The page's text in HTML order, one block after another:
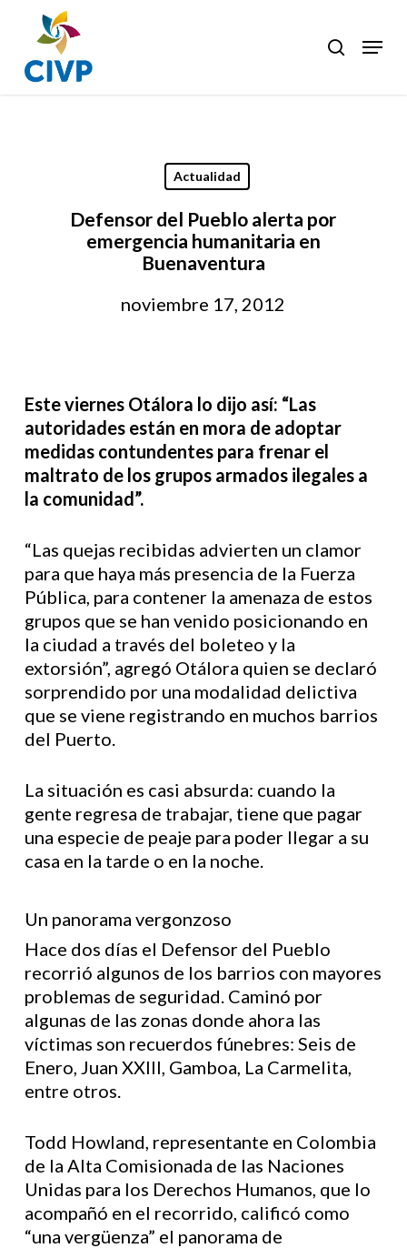
main
content
search
Menu
Actualidad
Defensor del Pueblo alerta por
emergencia humanitaria en
Buenaventura
noviembre 17, 2012
Este viernes Otálora lo dijo así: “Las
autoridades están en mora de adoptar
medidas contundentes para frenar el
maltrato de los grupos armados ilegales a
la comunidad”.
“Las quejas recibidas advierten un clamor
para que haya más presencia de la Fuerza
Pública, para contener la amenaza de estos
grupos que se han venido posicionando en
la ciudad a través del boleteo y la
extorsión”, agregó Otálora quien se declaró
sorprendido por una modalidad delictiva
que se viene registrando en muchos barrios
del Puerto.
La situación es casi absurda: cuando la
gente regresa de trabajar, tiene que pagar
una especie de peaje para poder llegar a su
casa en la tarde o en la noche.
Un panorama vergonzoso
Hace dos días el Defensor del Pueblo
recorrió algunos de los barrios con mayores
problemas de seguridad. Caminó por
algunas de las zonas donde ahora las
víctimas son recuerdos fúnebres: Seis de
Enero, Juan XXIII, Gamboa, La Carmelita,
entre otros.
Todd Howland, representante en Colombia
de la Alta Comisionada de las Naciones
Unidas para los Derechos Humanos, que lo
acompañó en el recorrido, calificó como
“una vergüenza” el panorama de
Close